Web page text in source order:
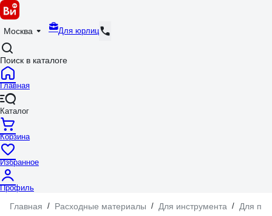
Москва Для юрлиц
Поиск в каталоге
Главная
Каталог
Корзина
Избранное
Профиль
Главная / Расходные материалы / Для инструмента / Для пил